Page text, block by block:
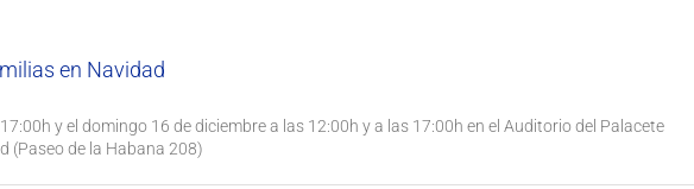
en Navidad
y el domingo 16 de diciembre a las 12:00h y a las 17:00h en el Auditorio del Palacete
(Paseo de la Habana 208)